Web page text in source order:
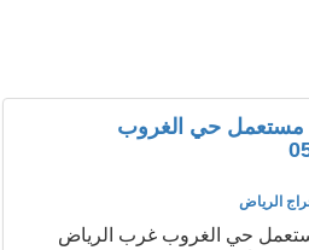
مستعمل حي الغروب
الرياض
حي الغروب غرب الرياض